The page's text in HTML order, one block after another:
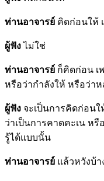
ท่านอาจารย์ คิดก่อนให้
ผู้ฟังไม่ใช่
ท่านอาจารย์ ก็คิดก่อน เ
หรือว่ากำลังให้ หรือว่า
ผู้ฟัง จะเป็นการคิดก่อนใ
ว่าเป็นการคาดคะเน หรื
รู้ได้แบบนั้น
ท่านอาจารย์ แล้วหวังบ้า